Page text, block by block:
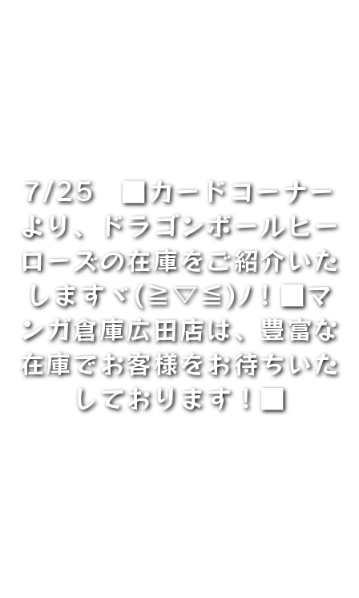
7/25 ■カードコーナー
より、ドラゴンボールヒー
ローズの在庫をご紹介いた
しますヾ(≧▽≦)ﾉ！■マ
ンガ倉庫広田店は、豊富な
在庫でお客様をお待ちいた
しております！■